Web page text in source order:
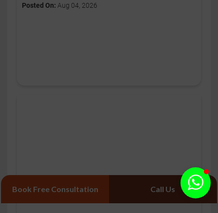
Posted On: Aug 04, 2026
Book Free Consultation Call Us